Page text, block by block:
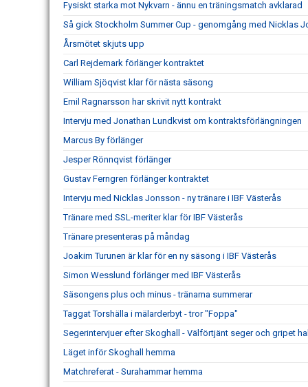
Fysiskt starka mot Nykvarn - ännu en träningsmatch avklarad
Så gick Stockholm Summer Cup - genomgång med Nicklas
Årsmötet skjuts upp
Carl Rejdemark förlänger kontraktet
William Sjöqvist klar för nästa säsong
Emil Ragnarsson har skrivit nytt kontrakt
Intervju med Jonathan Lundkvist om kontraktsförlängningen
Marcus By förlänger
Jesper Rönnqvist förlänger
Gustav Ferngren förlänger kontraktet
Intervju med Nicklas Jonsson - ny tränare i IBF Västerås
Tränare med SSL-meriter klar för IBF Västerås
Tränare presenteras på måndag
Joakim Turunen är klar för en ny säsong i IBF Västerås
Simon Wesslund förlänger med IBF Västerås
Säsongens plus och minus - tränarna summerar
Taggat Torshälla i mälarderbyt - tror "Foppa"
Segerintervjuer efter Skoghall - Välförtjänt seger och gripet
Läget inför Skoghall hemma
Matchreferat - Surahammar hemma